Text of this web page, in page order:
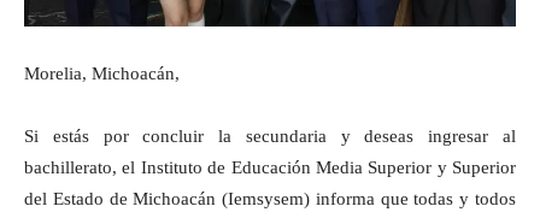
Morelia, Michoacán,
Si estás por concluir la secundaria y deseas ingresar al
bachillerato, el Instituto de Educación Media Superior y Superior
del Estado de Michoacán (Iemsysem) informa que todas y todos